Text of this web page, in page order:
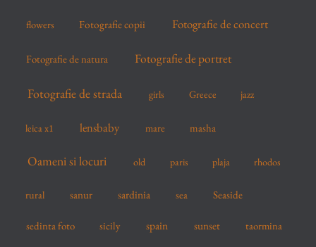
flowers Fotografie copii Fotografie de concert
Fotografie de natura Fotografie de portret
Fotografie de strada girls Greece jazz
leica x1 lensbaby mare masha
Oameni si locuri old paris plaja rhodos
rural sanur sardinia sea Seaside
sedinta foto sicily spain sunset taormina